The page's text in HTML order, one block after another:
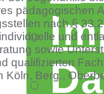
i
d
pädagogischen
nach §
und
sowie
qualifizierten
Köln, Berg.,